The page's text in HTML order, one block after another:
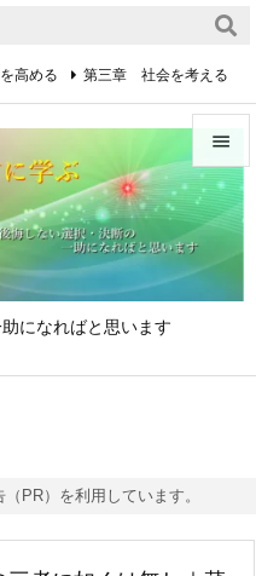
になればと思います


メニュ

高める 第三章 社会を考える
乗り越えるための心得
るための心得
PR）を利用しています。